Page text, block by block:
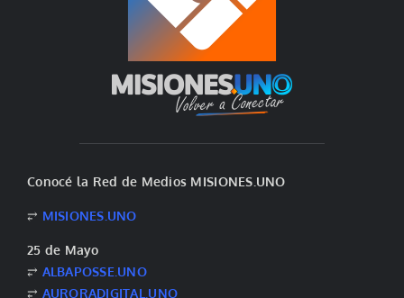
Conocé la Red de Medios MISIONES.UNO
⥂ MISIONES.UNO
25 de Mayo
⥂ ALBAPOSSE.UNO
⥂ AURORADIGITAL.UNO